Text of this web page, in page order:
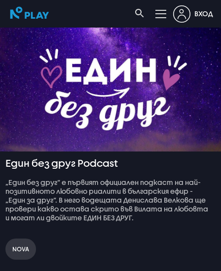
ВХОД
Един без друг Podcast
„Един без друг“ е първият официален подкаст на най-
позитивното любовно риалити в българския ефир -
„Един за друг“. В него водещата Денислава Велкова ще
провери какво остава скрито във Вилата на любовта
и могат ли двойките ЕДИН БЕЗ ДРУГ.
NOVA